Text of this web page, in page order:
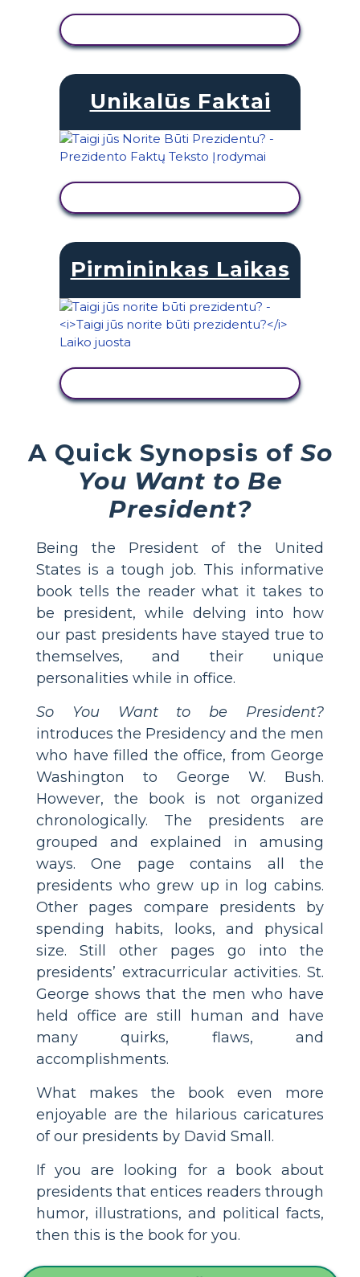
Unikalūs Faktai
Pirmininkas Laikas
A Quick Synopsis of So
You Want to Be
President?
Being the President of the United
States is a tough job. This informative
book tells the reader what it takes to
be president, while delving into how
our past presidents have stayed true to
themselves, and their unique
personalities while in office.
So You Want to be President?
introduces the Presidency and the men
who have filled the office, from George
Washington to George W. Bush.
However, the book is not organized
chronologically. The presidents are
grouped and explained in amusing
ways. One page contains all the
presidents who grew up in log cabins.
Other pages compare presidents by
spending habits, looks, and physical
size. Still other pages go into the
presidents’ extracurricular activities. St.
George shows that the men who have
held office are still human and have
many quirks, flaws, and
accomplishments.
What makes the book even more
enjoyable are the hilarious caricatures
of our presidents by David Small.
If you are looking for a book about
presidents that entices readers through
humor, illustrations, and political facts,
then this is the book for you.